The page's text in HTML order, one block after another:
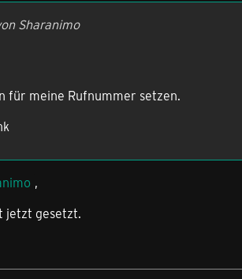
Sharanimo
für meine Rufnummer setzen.
,
jetzt gesetzt.